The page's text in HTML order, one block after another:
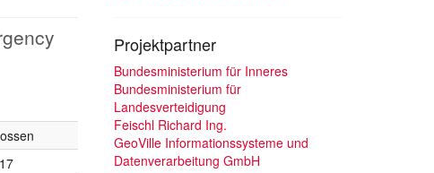
Projektpartner
Bundesministerium für Inneres
Bundesministerium für
Landesverteidigung
Feischl Richard Ing.
GeoVille Informationssysteme und
Datenverarbeitung GmbH